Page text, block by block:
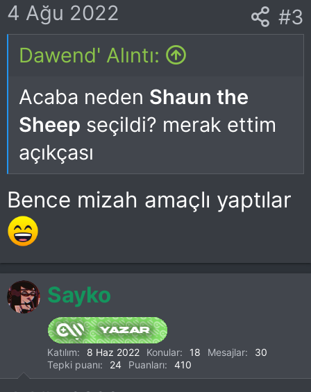
e
r
:
4 Ağu 2022
#3
Dawend' Alıntı:
Acaba neden Shaun the
Sheep seçildi? merak ettim
açıkçası
Bence mizah amaçlı yaptılar
Sayko
Katılım 8 Haz 2022 Konular 18 Mesajlar
30
Tepki puanı
24 Puanları 410